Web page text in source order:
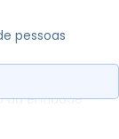
pessoas
da entidade